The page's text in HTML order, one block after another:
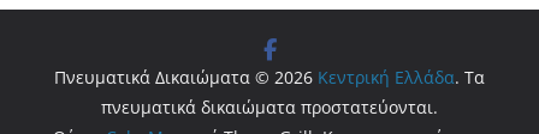
Πνευματικά Δικαιώματα © 2026 Κεντρική Ελλάδα. Τα
πνευματικά δικαιώματα προστατεύονται.